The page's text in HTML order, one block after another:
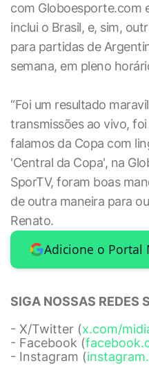
com Globoesporte.com
inclui o Brasil, e, sim,
para partidas de
semana, em pleno
“Foi um resultado
transmissões ao vivo,
falamos da Copa com
'Central da Copa', na
SporTV, foram boas
de outra maneira para
Renato.
Adicione o Portal
SIGA NOSSAS REDES
- X/Twitter (x.com/
- Facebook (
- Instagram (